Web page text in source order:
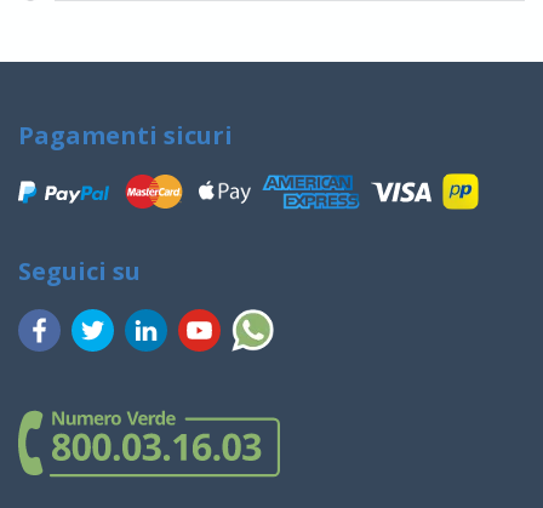
Pagamenti sicuri
Seguici su